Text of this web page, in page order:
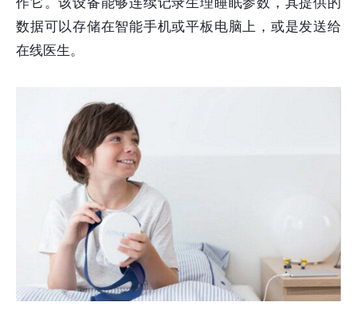
数据可以存储在智能手机或平板电脑上，或是发送给
在线医生。